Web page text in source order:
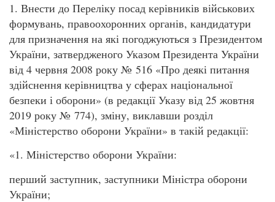
1. Внести до Переліку посад керівників військових
формувань, правоохоронних органів, кандидатури
для призначення на які погоджуються з Президентом
України, затвердженого Указом Президента України
від 4 червня 2008 року № 516 «Про деякі питання
здійснення керівництва у сферах національної
безпеки і оборони» (в редакції Указу від 25 жовтня
2019 року № 774), зміну, виклавши розділ
«Міністерство оборони України» в такій редакції:
«1. Міністерство оборони України:
перший заступник, заступники Міністра оборони
України;